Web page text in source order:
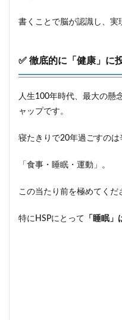
書くことで脳が認識し、実
✅ 徹底的に「健康」に
人生100年時代、最大の懸
ャップです。
寝たきりで20年過ごすのは
「食事・睡眠・運動」。
この当たり前を極めてくだ
特にHSPにとって 「睡眠